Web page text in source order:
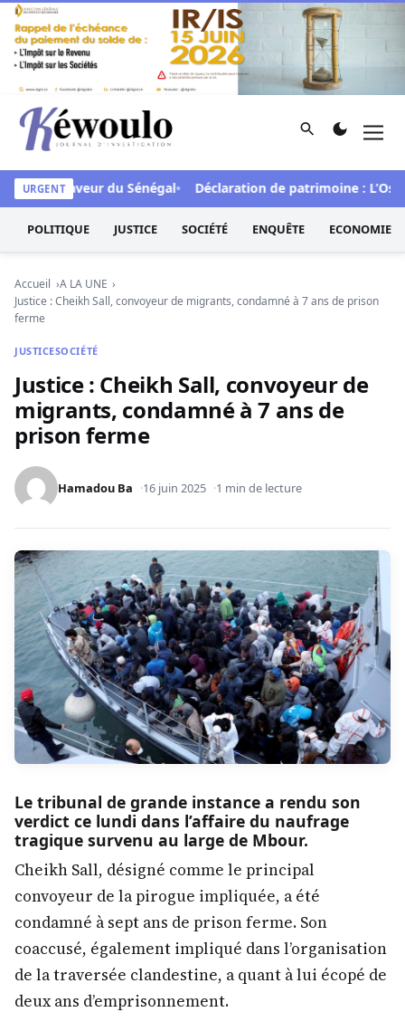
Aller au contenu
Kéwoulo, le premier site d'information et d'investigation
Rechercher
URGENT
en faveur du Sénégal Déclaration de patrimoine :
POLITIQUE JUSTICE SOCIÉTÉ ENQUÊTE ECONOMIE
Accueil
A LA UNE
Justice : Cheikh Sall, convoyeur de migrants, condamné à 7 ans de prison
ferme
JUSTICESOCIÉTÉ
Justice : Cheikh Sall, convoyeur de
migrants, condamné à 7 ans de
prison ferme
Hamadou Ba 16 juin 2025 1 min de lecture
Le tribunal de grande instance a rendu son
verdict ce lundi dans l’affaire du naufrage
tragique survenu au large de Mbour.
Cheikh Sall, désigné comme le principal
convoyeur de la pirogue impliquée, a été
condamné à sept ans de prison ferme. Son
coaccusé, également impliqué dans l’organisation
de la traversée clandestine, a quant à lui écopé de
deux ans d’emprisonnement.